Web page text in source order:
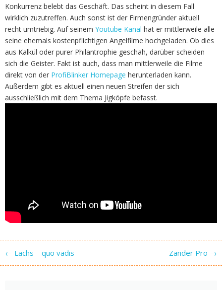
Konkurrenz belebt das Geschäft. Das scheint in diesem Fall
wirklich zuzutreffen. Auch sonst ist der Firmengründer aktuell
recht umtriebig. Auf seinem Youtube Kanal hat er mittlerweile alle
seine ehemals kostenpflichtigen Angelfilme hochgeladen. Ob dies
aus Kalkül oder purer Philantrophie geschah, darüber scheiden
sich die Geister. Fakt ist auch, dass man mittlerweile die Filme
direkt von der ProfiBlinker Homepage herunterladen kann.
Außerdem gibt es aktuell einen neuen Streifen der sich
ausschließlich mit dem Thema Jigköpfe befasst.
Post navigation
← Lachs – quo vadis Zander Pro →